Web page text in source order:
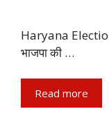
Haryana
भाजपा की …
Read more